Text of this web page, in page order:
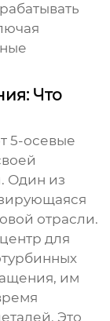
Что
5-осевые
Один из
отрасли.
для
им
Это